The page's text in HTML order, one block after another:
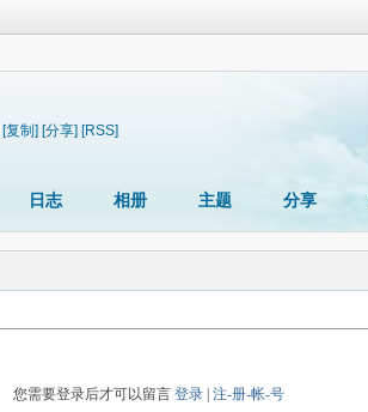
[复制] [分享] [RSS]
日志 相册 主题 分享
您需要登录后才可以留言登录 |注-册-帐-号